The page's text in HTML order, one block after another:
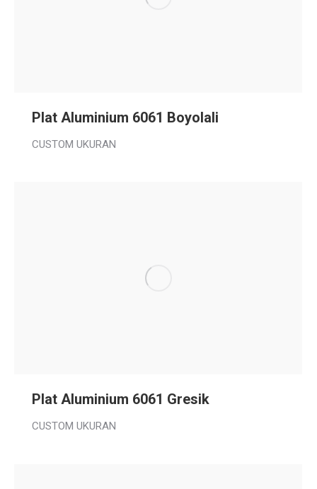
Plat Aluminium 6061 Boyolali
CUSTOM UKURAN
Plat Aluminium 6061 Gresik
CUSTOM UKURAN